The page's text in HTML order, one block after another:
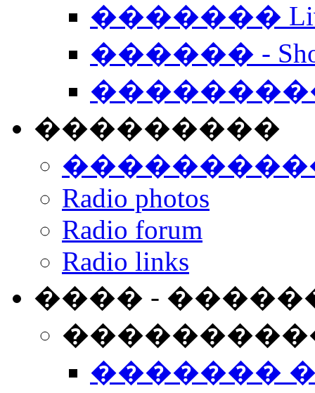
�������
������ -
���������
Radio photos
Radio forum
Radio links
���� -
�������